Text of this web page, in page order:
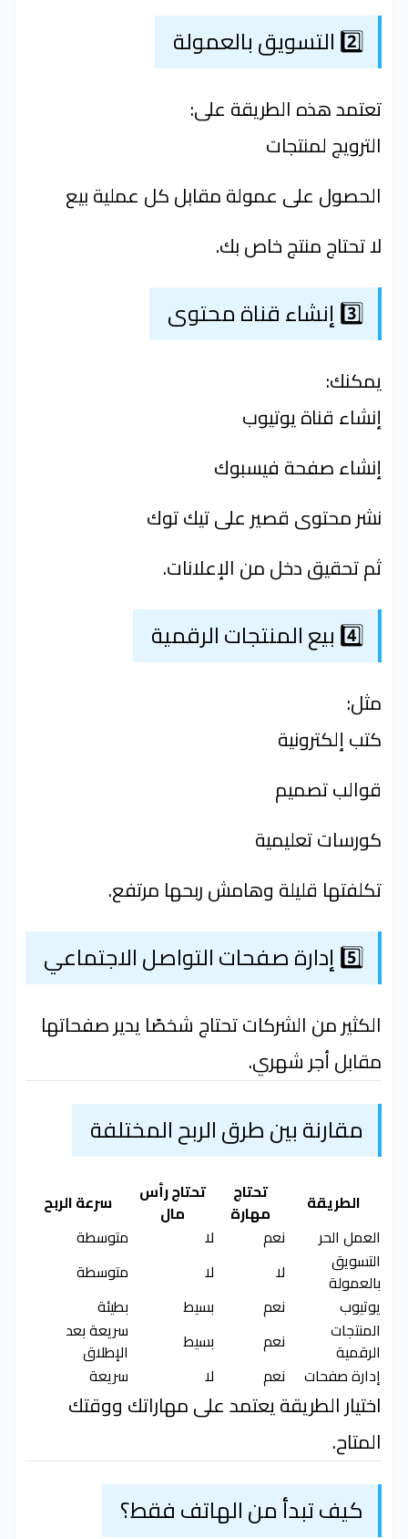
2️⃣ التسويق بالعمولة
تعتمد هذه الطريقة على:
الترويج لمنتجات
الحصول على عمولة مقابل كل عملية بيع
لا تحتاج منتج خاص بك.
3️⃣ إنشاء قناة محتوى
يمكنك:
إنشاء قناة يوتيوب
إنشاء صفحة فيسبوك
نشر محتوى قصير على تيك توك
ثم تحقيق دخل من الإعلانات.
4️⃣ بيع المنتجات الرقمية
مثل:
كتب إلكترونية
قوالب تصميم
كورسات تعليمية
تكلفتها قليلة وهامش ربحها مرتفع.
5️⃣ إدارة صفحات التواصل الاجتماعي
الكثير من الشركات تحتاج شخصًا يدير صفحاتها
مقابل أجر شهري.
مقارنة بين طرق الربح المختلفة
الطريقة
تحتاج
مهارة
تحتاج رأس
مال
سرعة الربح
العمل الحر
نعم لا
متوسطة
التسويق
بالعمولة
لا لا
متوسطة
يوتيوب
نعم بسيط
بطيئة
المنتجات
الرقمية
نعم بسيط
سريعة بعد
الإطلاق
إدارة صفحات
نعم لا سريعة
اختيار الطريقة يعتمد على مهاراتك ووقتك
المتاح.
كيف تبدأ من الهاتف فقط؟